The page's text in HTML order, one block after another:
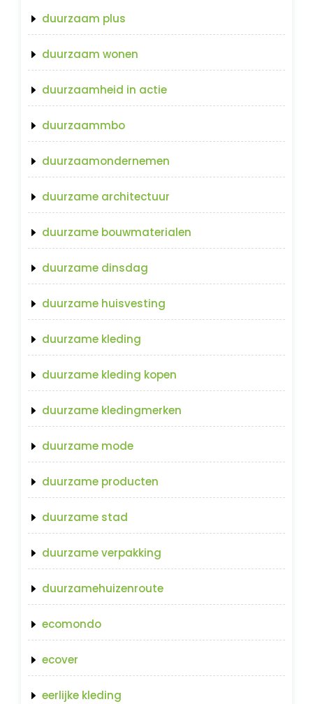
duurzaam plus
duurzaam wonen
duurzaamheid in actie
duurzaammbo
duurzaamondernemen
duurzame architectuur
duurzame bouwmaterialen
duurzame dinsdag
duurzame huisvesting
duurzame kleding
duurzame kleding kopen
duurzame kledingmerken
duurzame mode
duurzame producten
duurzame stad
duurzame verpakking
duurzamehuizenroute
ecomondo
ecover
eerlijke kleding